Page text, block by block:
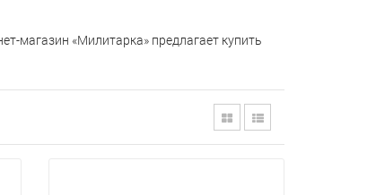
магазин «Милитарка» предлагает купить